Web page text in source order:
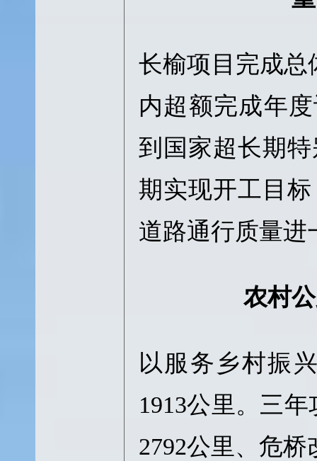
长榆项目完成总
内超额完成年
到国家超长期
期实现开工目
道路通行质量进
农村
以服务乡村振
1913公里。三
2792公里、危